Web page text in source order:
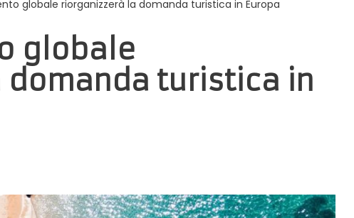
globale riorganizzerà la domanda turistica in Europa
globale
domanda turistica in